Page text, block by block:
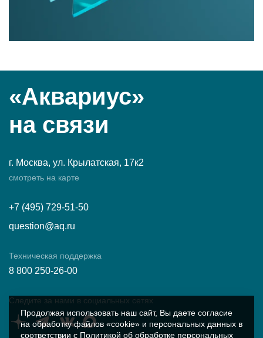
«Аквариус»
на связи
г. Москва, ул. Крылатская, 17к2
смотреть на карте
+7 (495) 729-51-50
question@aq.ru
Техническая поддержка
8 800 250-26-00
Следите за нами в социальных сетях
Продолжая использовать наш сайт, Вы даете согласие
на обработку файлов «cookie» и персональных данных в
соответствии с Политикой об обработке персональных